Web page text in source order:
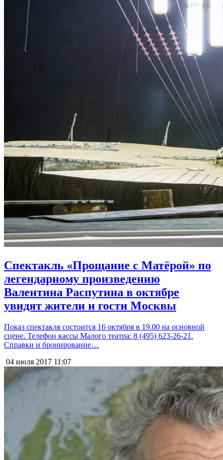
Спектакль «Прощание с Матёрой» по
легендарному произведению
Валентина Распутина в октябре
увидят жители и гости Москвы
Показ спектакля состоится 16 октября в 19.00 на основной
сцене. Телефон кассы Малого театра: 8 (495) 623-26-21.
Справки и бронирование…
04 июля 2017 11:07